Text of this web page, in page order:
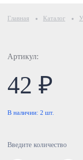
Главная Каталог
Артикул:
42 ₽
В наличии: 2 шт.
Введите количество